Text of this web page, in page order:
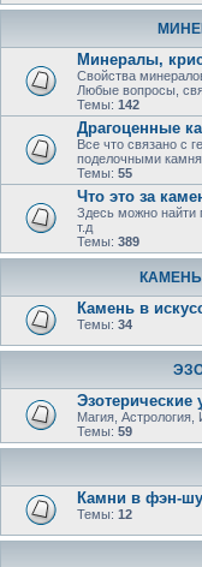
Минералы,
Свойства
Любые вопросы,
Темы: 142
Драгоценные
Все что связано с
поделочными
Темы: 55
Что это за
Здесь можно найти
т.д
Темы: 389
Камень в
Темы: 34
Эзотерические
Магия, Астрология,
Темы: 59
Камни в фэн-
Темы: 12